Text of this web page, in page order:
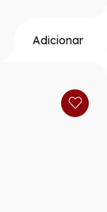
Adicionar